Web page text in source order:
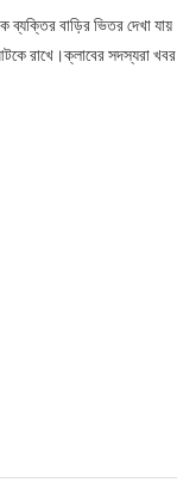
ব্যক্তির বাড়ির ভিতর দেখা যায়
রাখে।ক্লাবের সদস্যরা খবর